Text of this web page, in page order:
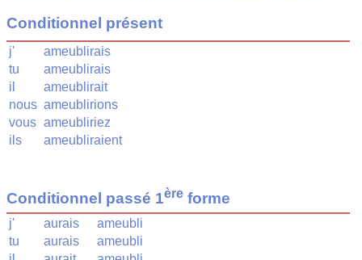
Conditionnel présent
j'
ameublirais
tu
ameublirais
il
ameublirait
nous ameublirions
vous ameubliriez
ils
ameubliraient
Conditionnel passé 1ère forme
j' aurais
ameubli
tu
aurais
ameubli